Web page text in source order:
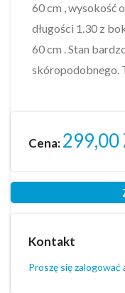
60 cm , wysokość
długości 1.30 z
60 cm . Stan
skóropodobnego.
Cena:299,00
Kontakt
Proszę się